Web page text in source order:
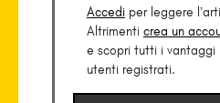
Accediper leggere
Altrimenti crea un
e scopri tutti i vantaggi
utenti registrati.